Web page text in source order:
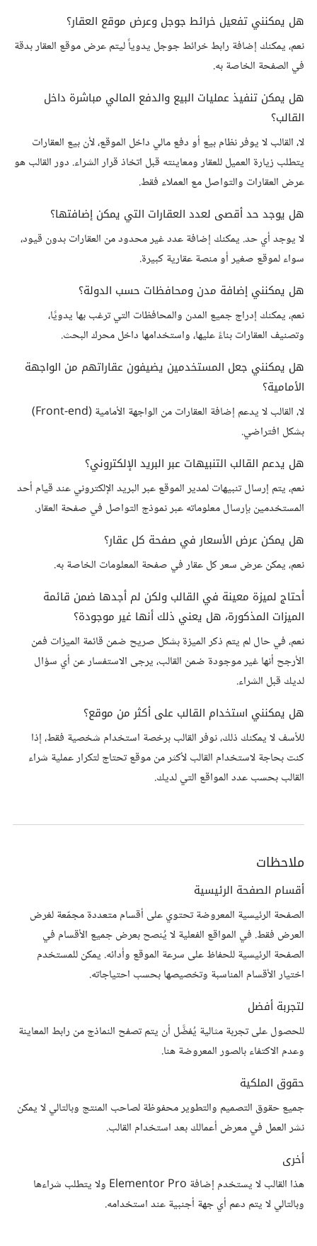
هل يمكنني تفعيل خرائط جوجل وعرض موقع العقار؟
نعم، يمكنك إضافة رابط خرائط جوجل يدوياً ليتم عرض موقع العقار بدقة
في الصفحة الخاصة به.
هل يمكن تنفيذ عمليات البيع والدفع المالي مباشرة داخل
القالب؟
لا، القالب لا يوفر نظام بيع أو دفع مالي داخل الموقع، لأن بيع العقارات
يتطلب زيارة العميل للعقار ومعاينته قبل اتخاذ قرار الشراء. دور القالب هو
عرض العقارات والتواصل مع العملاء فقط.
هل يوجد حد أقصى لعدد العقارات التي يمكن إضافتها؟
لا يوجد أي حد. يمكنك إضافة عدد غير محدود من العقارات بدون قيود،
سواء لموقع صغير أو منصة عقارية كبيرة.
هل يمكنني إضافة مدن ومحافظات حسب الدولة؟
نعم، يمكنك إدراج جميع المدن والمحافظات التي ترغب بها يدويًا،
وتصنيف العقارات بناءً عليها، واستخدامها داخل محرك البحث.
هل يمكنني جعل المستخدمين يضيفون عقاراتهم من الواجهة
الأمامية؟
لا، القالب لا يدعم إضافة العقارات من الواجهة الأمامية (Front-end)
بشكل افتراضي.
هل يدعم القالب التنبيهات عبر البريد الإلكتروني؟
نعم، يتم إرسال تنبيهات لمدير الموقع عبر البريد الإلكتروني عند قيام أحد
المستخدمين بإرسال معلوماته عبر نموذج التواصل في صفحة العقار.
هل يمكن عرض الأسعار في صفحة كل عقار؟
نعم، يمكن عرض سعر كل عقار في صفحة المعلومات الخاصة به.
أحتاج لميزة معينة في القالب ولكن لم أجدها ضمن قائمة
الميزات المذكورة، هل يعني ذلك أنها غير موجودة؟
نعم، في حال لم يتم ذكر الميزة بشكل صريح ضمن قائمة الميزات فمن
الأرجح أنها غير موجودة ضمن القالب، يرجى الاستفسار عن أي سؤال
لديك قبل الشراء.
هل يمكنني استخدام القالب على أكثر من موقع؟
للأسف لا يمكنك ذلك، نوفر القالب برخصة استخدام شخصية فقط، إذا
كنت بحاجة لاستخدام القالب لأكثر من موقع تحتاج لتكرار عملية شراء
القالب بحسب عدد المواقع التي لديك.
ملاحظات
أقسام الصفحة الرئيسية
الصفحة الرئيسية المعروضة تحتوي على أقسام متعددة مجمّعة لغرض
العرض فقط. في المواقع الفعلية لا يُنصح بعرض جميع الأقسام في
الصفحة الرئيسية للحفاظ على سرعة الموقع وأدائه. يمكن للمستخدم
اختيار الأقسام المناسبة وتخصيصها بحسب احتياجاته.
لتجربة أفضل
للحصول على تجربة مثالية يُفضَّل أن يتم تصفح النماذج من رابط المعاينة
وعدم الاكتفاء بالصور المعروضة هنا.
حقوق الملكية
جميع حقوق التصميم والتطوير محفوظة لصاحب المنتج وبالتالي لا يمكن
نشر العمل في معرض أعمالك بعد استخدام القالب.
أخرى
هذا القالب لا يستخدم إضافة Elementor Pro ولا يتطلب شراءها
وبالتالي لا يتم دعم أي جهة أجنبية عند استخدامه.